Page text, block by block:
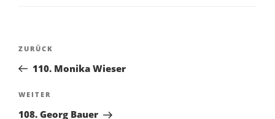
Beitragsnavigation
Vorheriger
Beitrag
ZURÜCK
110. Monika Wieser
Nächster
Beitrag
WEITER
108. Georg Bauer